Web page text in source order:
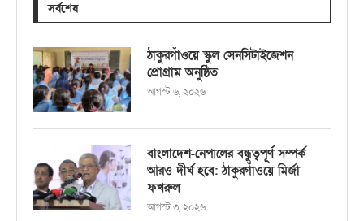
সর্বশেষ
ঠাকুরগাঁওয়ে স্কুল সেনসিটাইজেশন
প্রোগ্রাম অনুষ্ঠিত
আগস্ট ৬, ২০২৬
বাংলাদেশ-নেপালের বন্ধুত্বপূর্ণ সম্পর্ক
আরও দীর্ঘ হবে: ঠাকুরগাঁওয়ে মির্জা
ফখরুল
আগস্ট ৩, ২০২৬